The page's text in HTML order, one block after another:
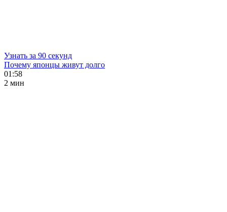
Узнать за 90 секунд
Почему японцы живут долго
01:58
2 мин